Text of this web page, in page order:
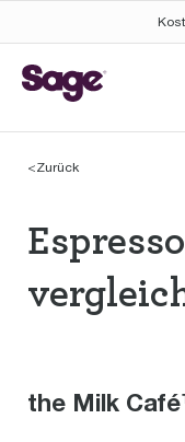
<Zurück
the Milk